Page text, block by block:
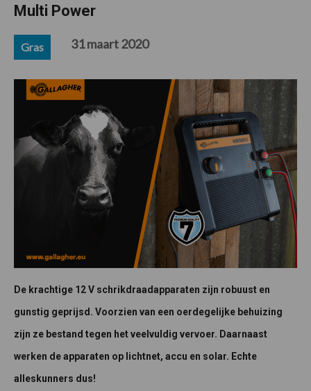
Multi Power
Gras 31 maart 2020
De krachtige 12 V schrikdraadapparaten zijn robuust en
gunstig geprijsd. Voorzien van een oerdegelijke behuizing
zijn ze bestand tegen het veelvuldig vervoer. Daarnaast
werken de apparaten op lichtnet, accu en solar. Echte
alleskunners dus!